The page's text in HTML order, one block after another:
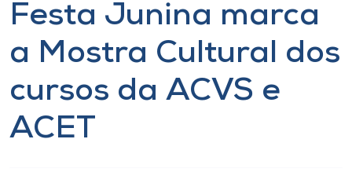
Pesquisa
Atendimento ao Estudante
Portal de Ensino
Festa Junina marca
a Mostra Cultural dos
cursos da ACVS e
ACET